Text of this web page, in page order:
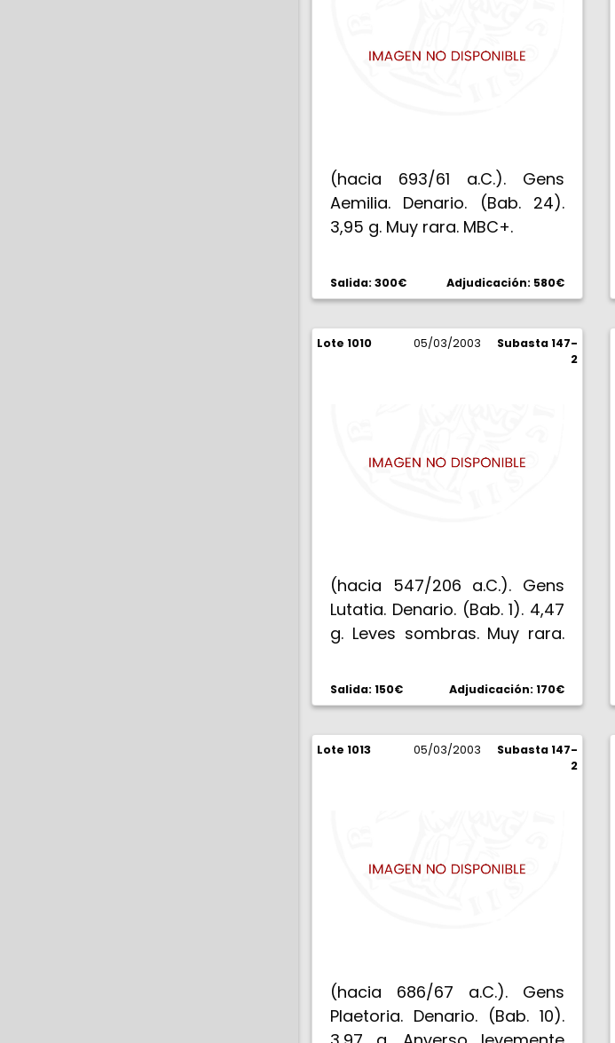
(hacia 693/61 a.C.). Gens
Aemilia. Denario. (Bab. 24).
3,95 g. Muy rara. MBC+.
Salida: 300€ Adjudicación: 580€
Lote 1010 05/03/2003
Subasta 147-
2
(hacia 547/206 a.C.). Gens
Lutatia. Denario. (Bab. 1). 4,47
g. Leves sombras. Muy rara.
Salida: 150€ Adjudicación: 170€
Lote 1013 05/03/2003
Subasta 147-
2
(hacia 686/67 a.C.). Gens
Plaetoria. Denario. (Bab. 10).